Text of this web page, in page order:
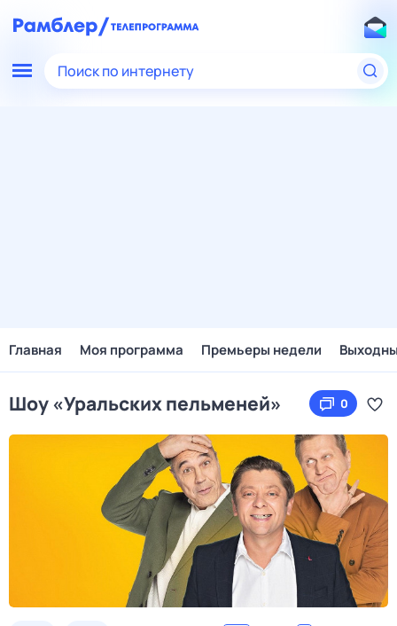
Поиск по интернету
Главная Моя программа Премьеры недели
Шоу «Уральских пельменей» 0